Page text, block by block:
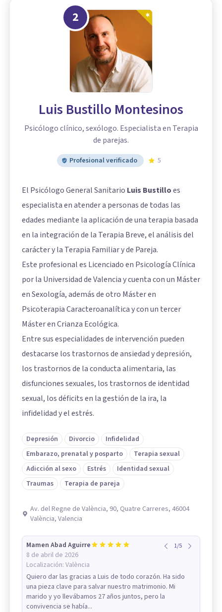
2
Luis Bustillo Montesinos
Psicólogo clínico, sexólogo. Especialista en Terapia
de parejas.
Profesional verificado 5
El Psicólogo General Sanitario Luis Bustilloes
especialista en atender a personas de todas las
edades mediante la aplicación de una terapia basada
en la integración de la Terapia Breve, el análisis del
carácter y la Terapia Familiar y de Pareja.
Este profesional es Licenciado en Psicología Clínica
por la Universidad de Valencia y cuenta con un Máster
en Sexología, además de otro Máster en
Psicoterapia Caracteroanalítica y con un tercer
Máster en Crianza Ecológica.
Entre sus especialidades de intervención pueden
destacarse los trastornos de ansiedad y depresión,
los trastornos de la conducta alimentaria, las
disfunciones sexuales, los trastornos de identidad
sexual, los déficits en la gestión de la ira, la
infidelidad y el estrés.
Depresión Divorcio
Infidelidad
Embarazo, prenatal y posparto
Terapia sexual
Adicción al sexo
Estrés
Identidad sexual
Traumas
Terapia de pareja
Av. del Regne de València, 90, Quatre Carreres, 46004
València, Valencia
Mamen Abad Aguirre
8 de abril de 2026
Localización: València
1/5
Quiero dar las gracias a Luis de todo corazón. Ha sido
una pieza clave para salvar nuestro matrimonio. Mi
marido y yo llevábamos 27 años juntos, pero la
convivencia se había...